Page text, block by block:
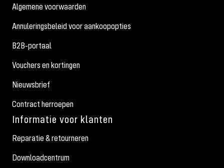
Algemene voorwaarden
Annuleringsbeleid voor aankoopopties
B2B-portaal
Vouchers en kortingen
Nieuwsbrief
Contract herroepen
Informatie voor klanten
Reparatie & retourneren
Downloadcentrum